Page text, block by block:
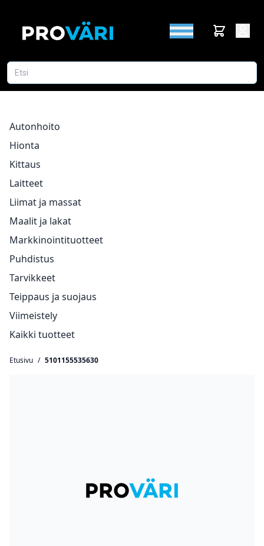
Autonhoito
Hionta
Kittaus
Laitteet
Liimat ja massat
Maalit ja lakat
Markkinointituotteet
Puhdistus
Tarvikkeet
Teippaus ja suojaus
Viimeistely
Kaikki tuotteet
Etusivu / 5101155535630